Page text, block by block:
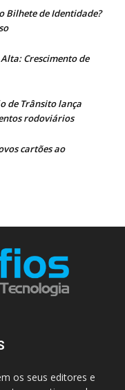
Bilhete de Identidade?
Crescimento de
de Trânsito lança
rodoviários
cartões ao
os seus editores e